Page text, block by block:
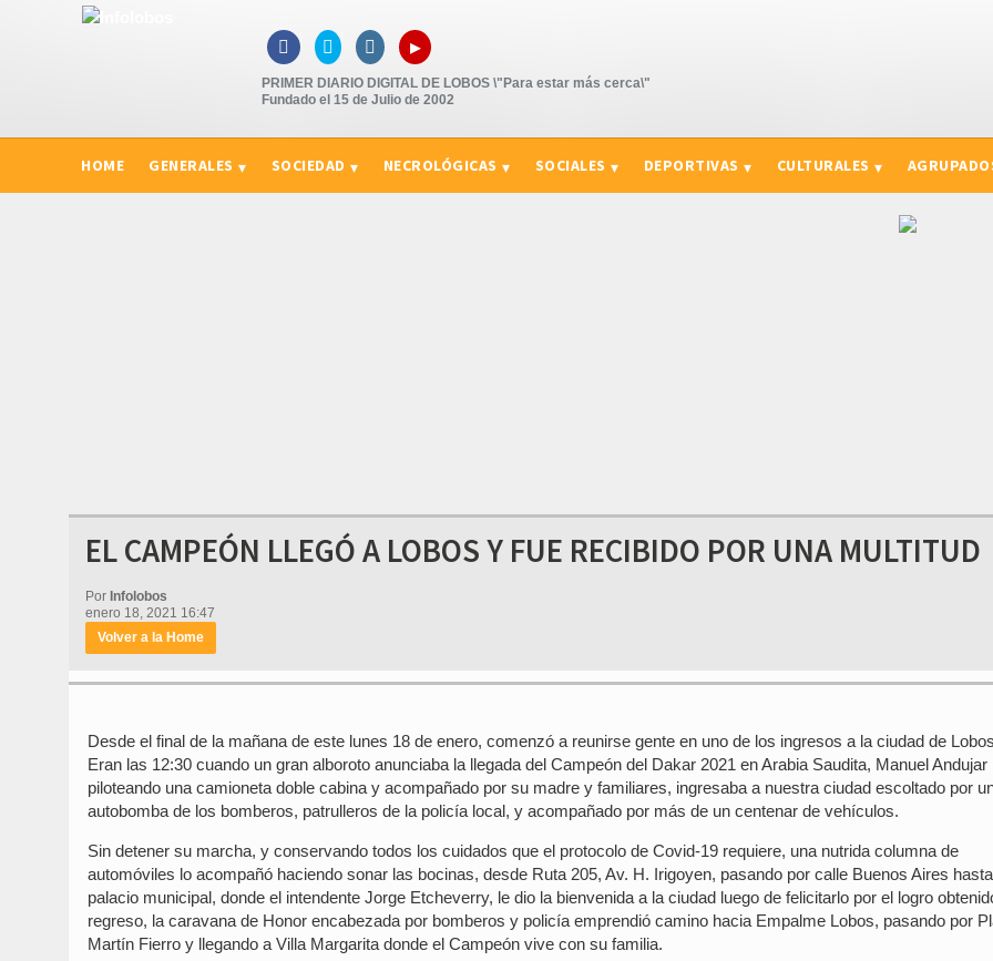
   ▸
PRIMER DIARIO DIGITAL DE LOBOS \"Para estar más cerca\"
Fundado el 15 de Julio de 2002
HOME GENERALES SOCIEDAD NECROLÓGICAS SOCIALES DEPORTIVAS CULTURALES
EL CAMPEÓN LLEGÓ A LOBOS Y FUE RECIBIDO POR UNA MULTITUD
Por Infolobos
enero 18, 2021 16:47
Volver a la Home
Desde el final de la mañana de este lunes 18 de enero, comenzó a reunirse gente en uno de los ingresos a la ciudad de
Eran las 12:30 cuando un gran alboroto anunciaba la llegada del Campeón del Dakar 2021 en Arabia Saudita, Manuel Andujar
piloteando una camioneta doble cabina y acompañado por su madre y familiares, ingresaba a nuestra ciudad escoltado por
autobomba de los bomberos, patrulleros de la policía local, y acompañado por más de un centenar de vehículos.
Sin detener su marcha, y conservando todos los cuidados que el protocolo de Covid-19 requiere, una nutrida columna de
automóviles lo acompañó haciendo sonar las bocinas, desde Ruta 205, Av. H. Irigoyen, pasando por calle Buenos Aires
palacio municipal, donde el intendente Jorge Etcheverry, le dio la bienvenida a la ciudad luego de felicitarlo por el logro
regreso, la caravana de Honor encabezada por bomberos y policía emprendió camino hacia Empalme Lobos, pasando por
Martín Fierro y llegando a Villa Margarita donde el Campeón vive con su familia.